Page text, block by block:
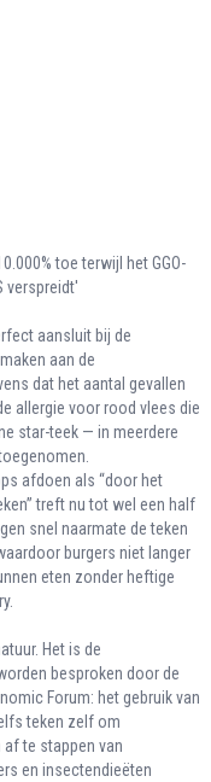
toe terwijl het GGO-
verspreidt'
aansluit bij de
aan de
dat het aantal gevallen
allergie voor rood vlees die
star-teek — in meerdere
afdoen als “door het
treft nu tot wel een half
snel naarmate de teken
burgers niet langer
eten zonder heftige
Het is de
besproken door de
Forum: het gebruik van
teken zelf om
te stappen van
en insectendieëten